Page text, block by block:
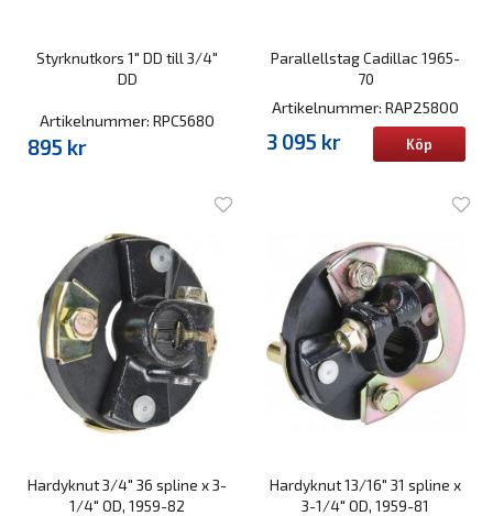
Styrknutkors 1" DD till 3/4"
DD
Artikelnummer: RPC5680
895 kr
Parallellstag Cadillac 1965-
70
Artikelnummer: RAP25800
3 095 kr Köp
Hardyknut 3/4" 36 spline x 3-
1/4" OD, 1959-82
Hardyknut 13/16" 31 spline x
3-1/4" OD, 1959-81